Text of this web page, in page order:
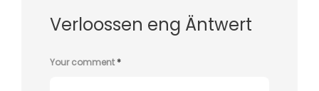
Verloossen eng Äntwert
Your comment*